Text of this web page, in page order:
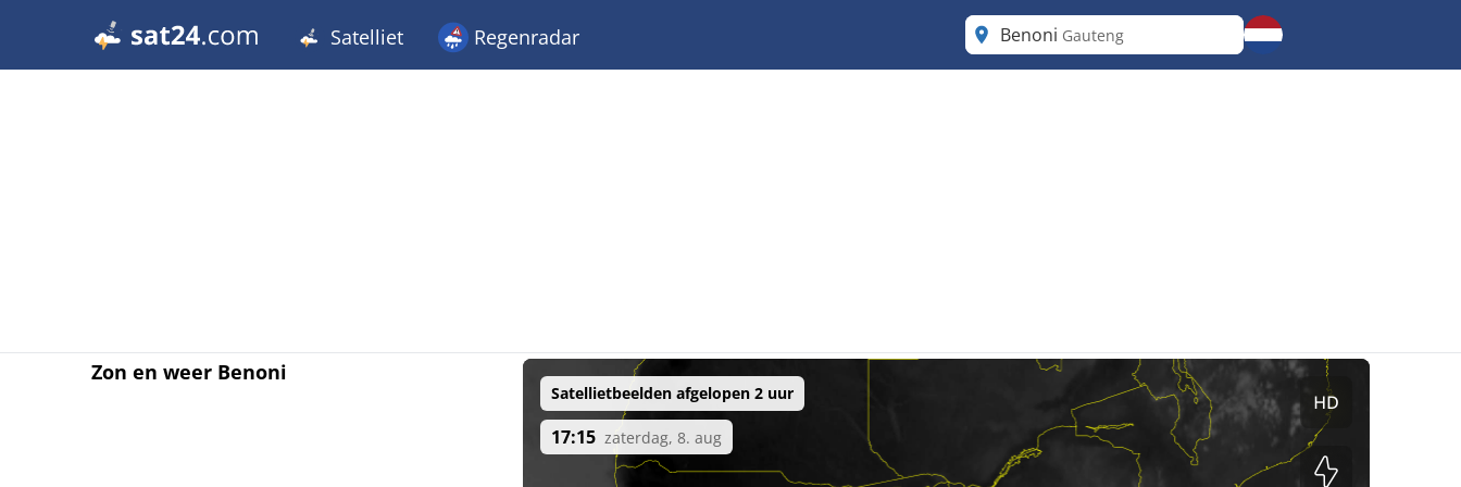
Satelliet Regenradar Benoni Gauteng
Zon en weer Benoni
Satellietbeelden afgelopen 2 uur
17:15 zaterdag, 8. aug